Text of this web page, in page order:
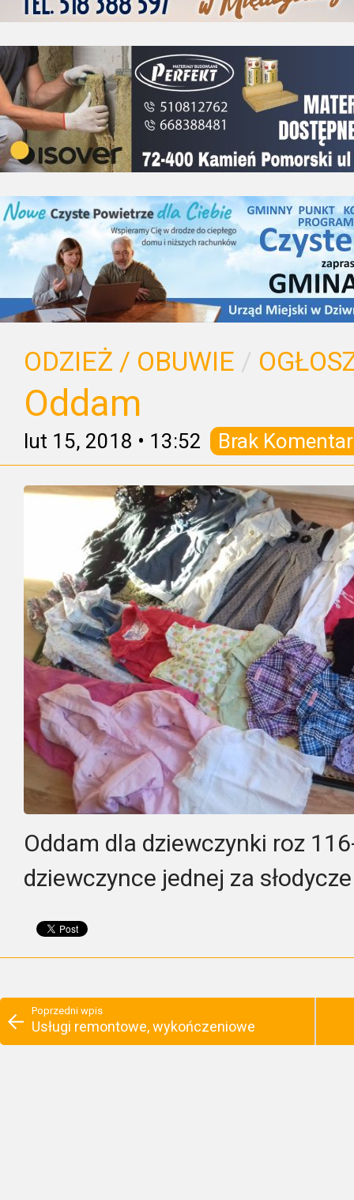
ODZIEŻ / OBUWIE /
Oddam
lut 15, 2018 • 13:52 Brak
Oddam dla dziewczynki roz
dziewczynce jednej za
Poprzedni wpis
Usługi remontowe, wykończeniowe